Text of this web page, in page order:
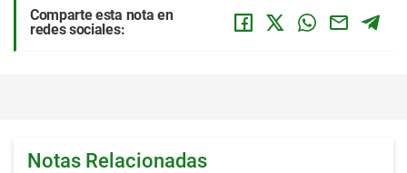
Comparte esta nota en
redes sociales:
Notas Relacionadas